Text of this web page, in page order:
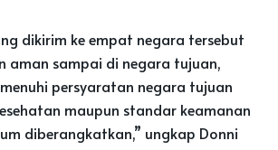
dikirim ke empat negara tersebut
aman sampai di negara tujuan,
persyaratan negara tujuan
maupun standar keamanan
diberangkatkan,” ungkap Donni